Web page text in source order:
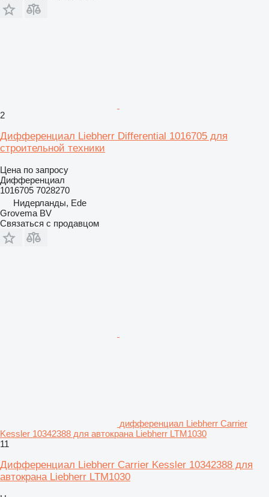
2
Дифференциал Liebherr Differential 1016705 для
строительной техники
Цена по запросу
Дифференциал
1016705 7028270
Нидерланды, Ede
Grovema BV
Связаться с продавцом
дифференциал Liebherr Carrier
Kessler 10342388 для автокрана Liebherr LTM1030
11
Дифференциал Liebherr Carrier Kessler 10342388 для
автокрана Liebherr LTM1030